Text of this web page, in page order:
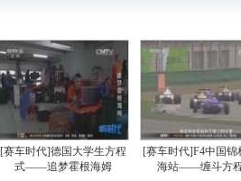
[赛车时代]德国大学生方程
式——追梦霍根海姆
[赛车时代]F4中国锦
海站——缠斗方